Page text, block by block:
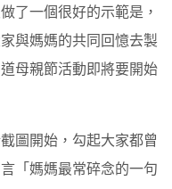
了一個很好的示範是，
與媽媽的共同回憶去製
母親節活動即將要開始
圖開始，勾起大家都曾
「媽媽最常碎念的一句